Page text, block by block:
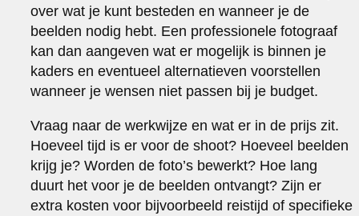
over wat je kunt besteden en wanneer je de
beelden nodig hebt. Een professionele fotograaf
kan dan aangeven wat er mogelijk is binnen je
kaders en eventueel alternatieven voorstellen
wanneer je wensen niet passen bij je budget.
Vraag naar de werkwijze en wat er in de prijs zit.
Hoeveel tijd is er voor de shoot? Hoeveel beelden
krijg je? Worden de foto’s bewerkt? Hoe lang
duurt het voor je de beelden ontvangt? Zijn er
extra kosten voor bijvoorbeeld reistijd of specifieke